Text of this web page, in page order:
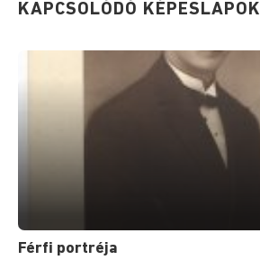
KAPCSOLÓDÓ KÉPESLAPOK
Férfi portréja